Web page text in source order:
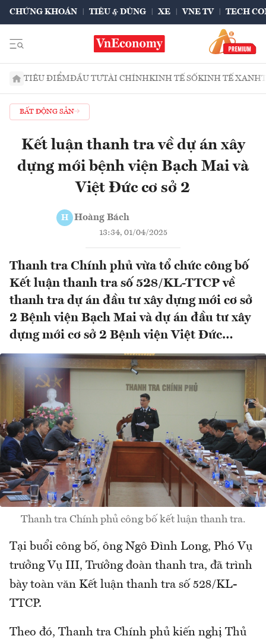
CHỨNG KHOÁN TIÊU & DÙNG XE VNE TV TECH
TIÊU ĐIỂMĐẦU TƯTÀI CHÍNHKINH TẾ SỐKINH TẾ XANH
BẤT ĐỘNG SẢN
Kết luận thanh tra về dự án xây
dựng mới bệnh viện Bạch Mai và
Việt Đức cơ sở 2
H Hoàng Bách
13:34, 01/04/2025
Thanh tra Chính phủ vừa tổ chức công bố
Kết luận thanh tra số 528/KL-TTCP về
thanh tra dự án đầu tư xây dựng mới cơ sở
2 Bệnh viện Bạch Mai và dự án đầu tư xây
dựng mới cơ sở 2 Bệnh viện Việt Đức…
Thanh tra Chính phủ công bố kết luận thanh tra.
Tại buổi công bố, ông Ngô Đình Long, Phó Vụ
trưởng Vụ III, Trưởng đoàn thanh tra, đã trình
bày toàn văn Kết luận thanh tra số 528/KL-
TTCP.
Theo đó, Thanh tra Chính phủ kiến nghị Thủ